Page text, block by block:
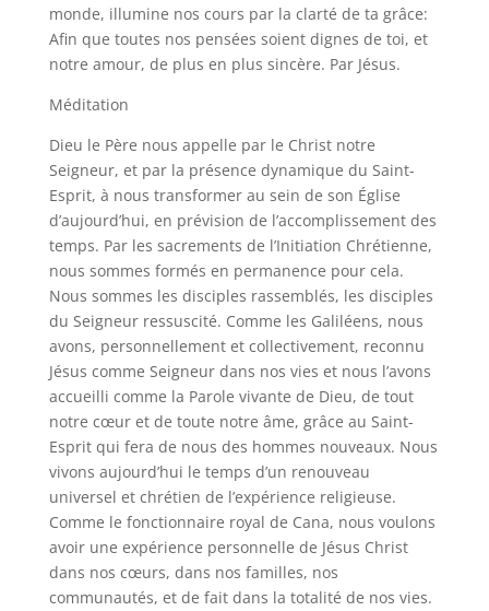
monde, illumine nos cours par la clarté de ta grâce:
Afin que toutes nos pensées soient dignes de toi, et
notre amour, de plus en plus sincère. Par Jésus.
Méditation
Dieu le Père nous appelle par le Christ notre
Seigneur, et par la présence dynamique du Saint-
Esprit, à nous transformer au sein de son Église
d’aujourd’hui, en prévision de l’accomplissement des
temps. Par les sacrements de l’Initiation Chrétienne,
nous sommes formés en permanence pour cela.
Nous sommes les disciples rassemblés, les disciples
du Seigneur ressuscité. Comme les Galiléens, nous
avons, personnellement et collectivement, reconnu
Jésus comme Seigneur dans nos vies et nous l’avons
accueilli comme la Parole vivante de Dieu, de tout
notre cœur et de toute notre âme, grâce au Saint-
Esprit qui fera de nous des hommes nouveaux. Nous
vivons aujourd’hui le temps d’un renouveau
universel et chrétien de l’expérience religieuse.
Comme le fonctionnaire royal de Cana, nous voulons
avoir une expérience personnelle de Jésus Christ
dans nos cœurs, dans nos familles, nos
communautés, et de fait dans la totalité de nos vies.